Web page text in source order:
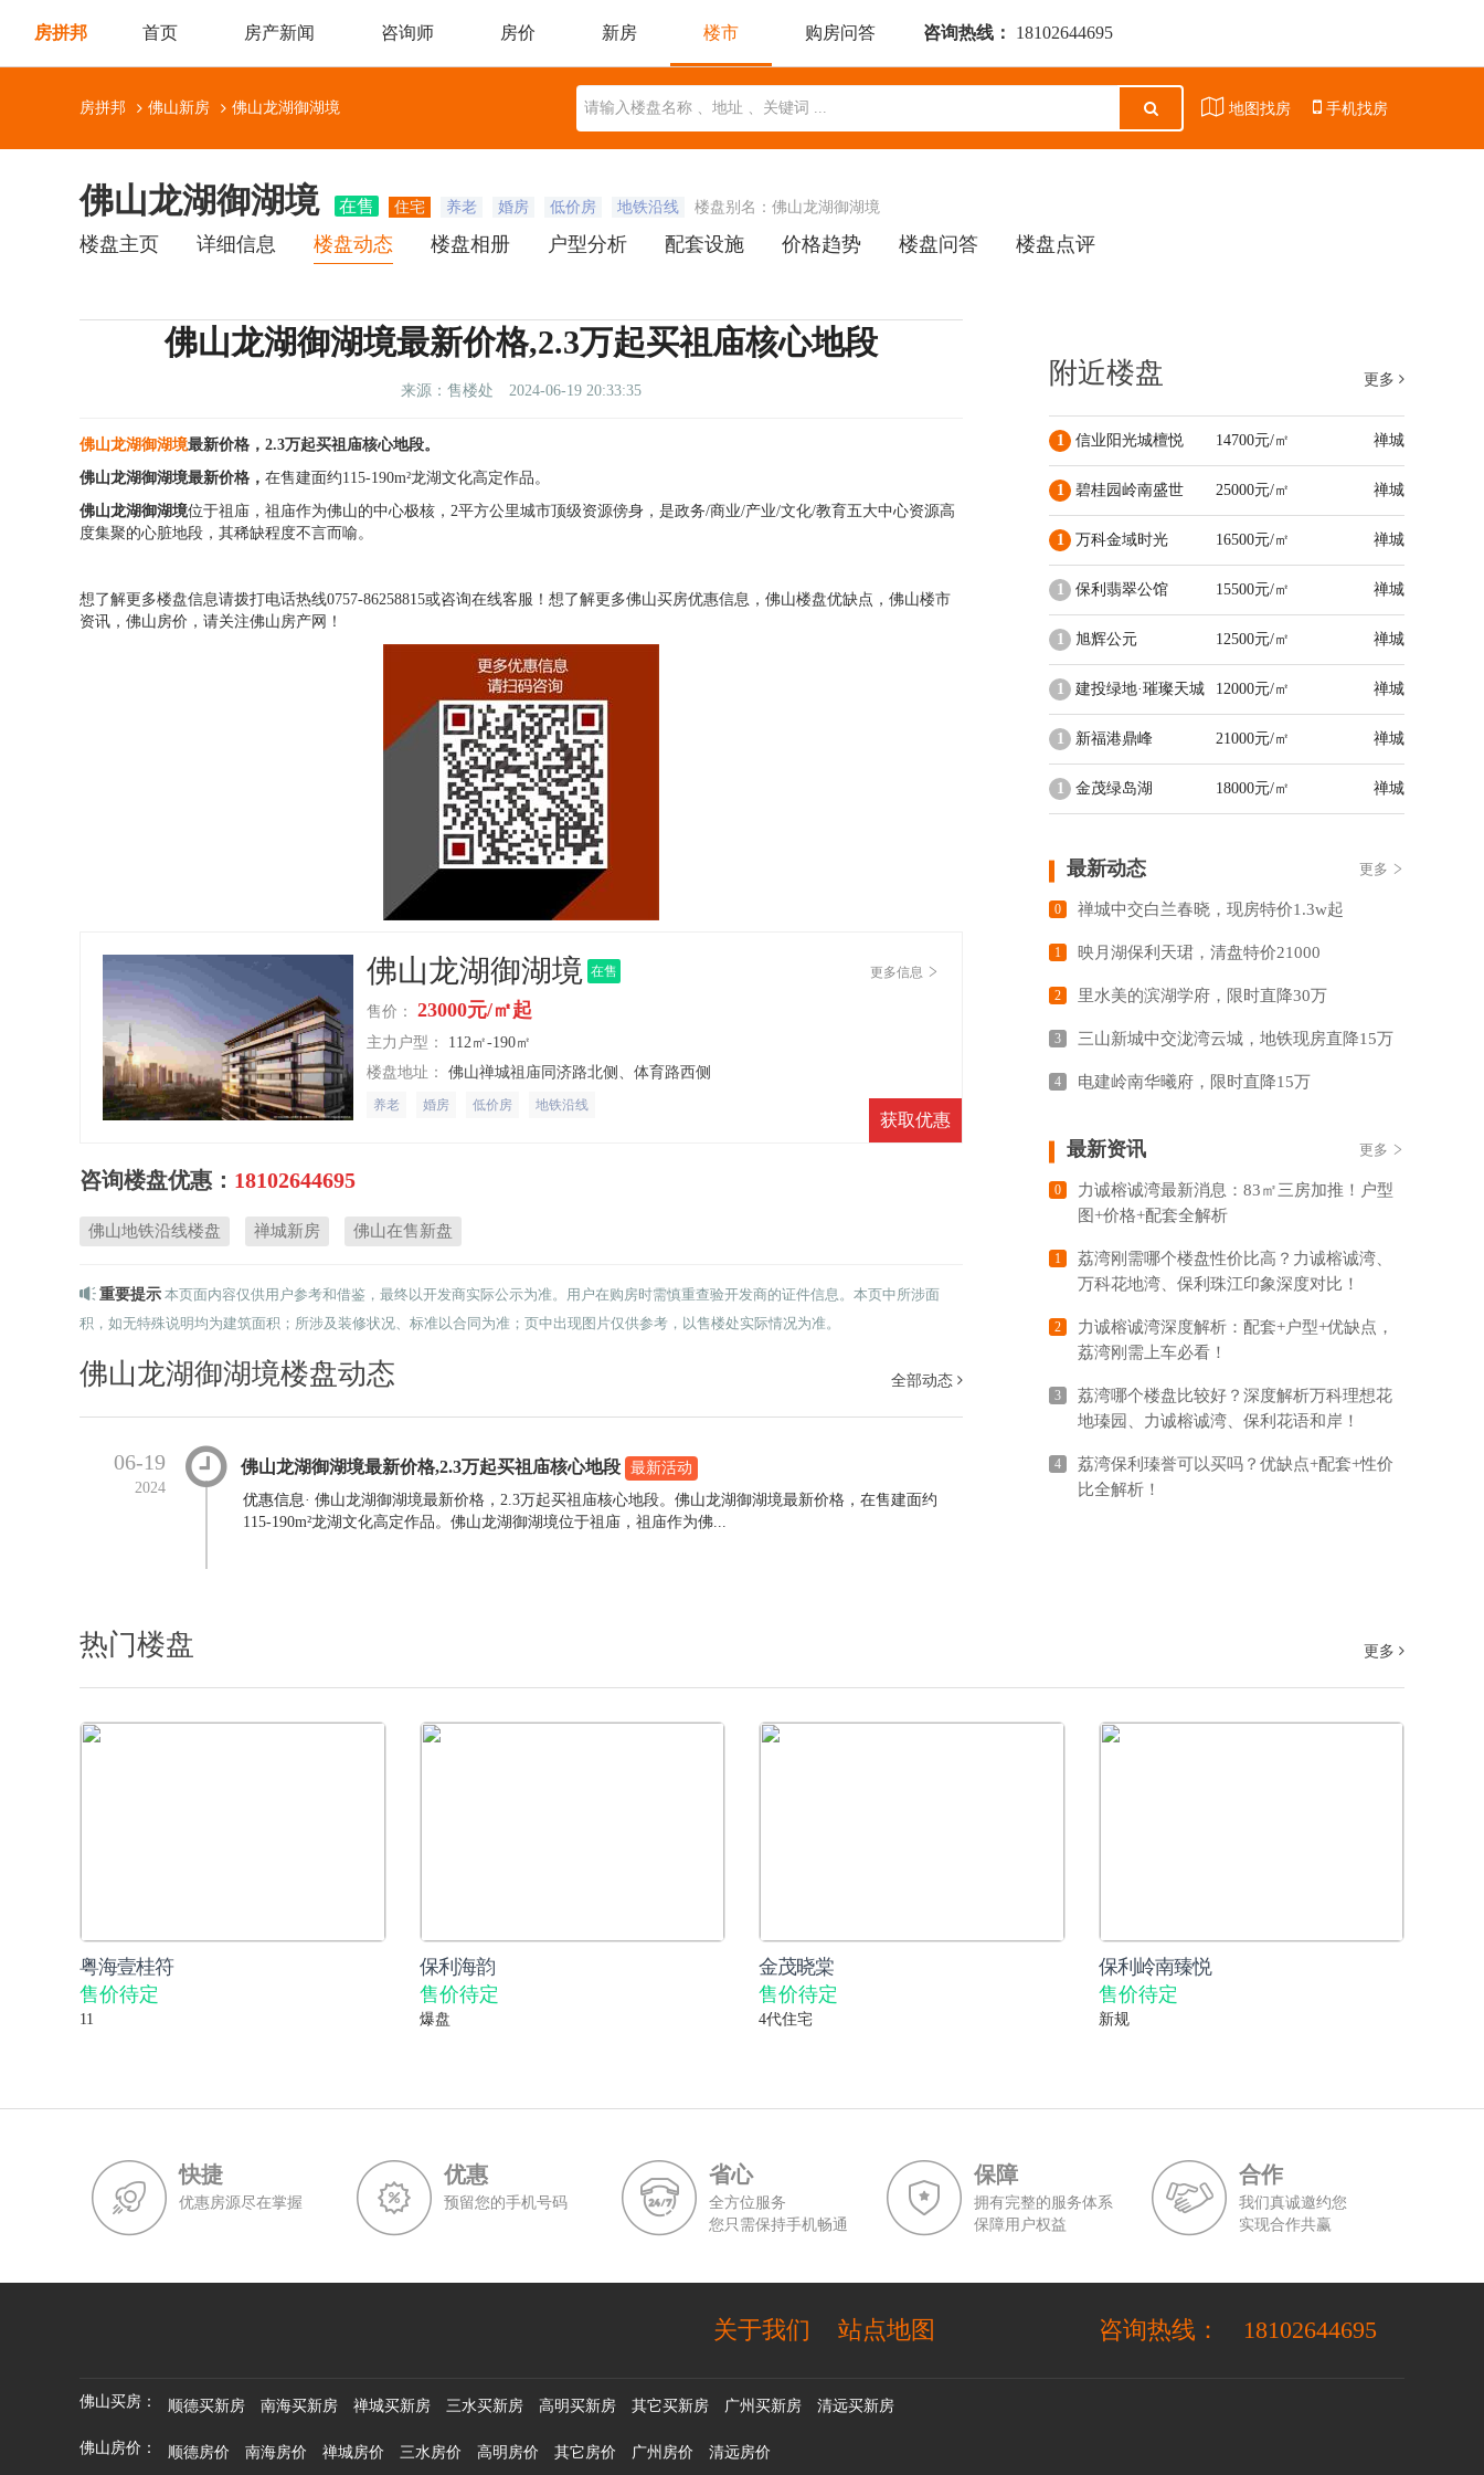
房拼邦 首页 房产新闻 咨询师 房价 新房
委托找房
楼市
本地楼市
购房问答 咨询热线： 18102644695
房拼邦 佛山新房 佛山龙湖御湖境 地图找房 手机找房
佛山龙湖御湖境 在售 住宅 养老 婚房 低价房 地铁沿线 楼盘别名：佛山龙湖御湖境
楼盘主页 详细信息 楼盘动态 楼盘相册 户型分析 配套设施 价格趋势 楼盘问答 楼盘点评
佛山龙湖御湖境最新价格,2.3万起买祖庙核心地段
来源：售楼处 2024-06-19 20:33:35
佛山龙湖御湖境最新价格，2.3万起买祖庙核心地段。
佛山龙湖御湖境最新价格， 在售建面约115-190m²龙湖文化高定作品。
佛山龙湖御湖境位于祖庙，祖庙作为佛山的中心极核，2平方公里城市顶级资源傍身，是政务/商业/产业/文化/教育五大中心资源高
度集聚的心脏地段，其稀缺程度不言而喻。
想了解更多楼盘信息请拨打电话热线0757-86258815或咨询在线客服！想了解更多佛山买房优惠信息，佛山楼盘优缺点，佛山楼市
资讯，佛山房价，请关注佛山房产网！
佛山龙湖御湖境 在售 更多信息
售价： 23000元/㎡起
主力户型：
112㎡-190㎡
楼盘地址：
佛山禅城祖庙同济路北侧、体育路西侧
养老 婚房 低价房 地铁沿线
获取优惠
咨询楼盘优惠： 18102644695
佛山地铁沿线楼盘 禅城新房 佛山在售新盘
重要提示 本页面内容仅供用户参考和借鉴，最终以开发商实际公示为准。用户在购房时需慎重查验开发商的证件信息。本页中所涉面
积，如无特殊说明均为建筑面积；所涉及装修状况、标准以合同为准；页中出现图片仅供参考，以售楼处实际情况为准。
佛山龙湖御湖境楼盘动态 全部动态
06-19
2024
佛山龙湖御湖境最新价格,2.3万起买祖庙核心地段
最新活动
优惠信息· 佛山龙湖御湖境最新价格，2.3万起买祖庙核心地段。佛山龙湖御湖境最新价格，在售建面约
115-190m²龙湖文化高定作品。佛山龙湖御湖境位于祖庙，祖庙作为佛...
附近楼盘 更多
1 信业阳光城檀悦 14700元/㎡ 禅城
1 碧桂园岭南盛世 25000元/㎡ 禅城
1 万科金域时光 16500元/㎡ 禅城
1 保利翡翠公馆 15500元/㎡ 禅城
1 旭辉公元 12500元/㎡ 禅城
1 建投绿地·璀璨天城 12000元/㎡ 禅城
1 新福港鼎峰 21000元/㎡ 禅城
1 金茂绿岛湖 18000元/㎡ 禅城
最新动态 更多
0 禅城中交白兰春晓，现房特价1.3w起
1 映月湖保利天珺，清盘特价21000
2 里水美的滨湖学府，限时直降30万
3 三山新城中交泷湾云城，地铁现房直降15万
4 电建岭南华曦府，限时直降15万
最新资讯 更多
0
力诚榕诚湾最新消息：83㎡三房加推！户型
图+价格+配套全解析
1
荔湾刚需哪个楼盘性价比高？力诚榕诚湾、
万科花地湾、保利珠江印象深度对比！
2
力诚榕诚湾深度解析：配套+户型+优缺点，
荔湾刚需上车必看！
3
荔湾哪个楼盘比较好？深度解析万科理想花
地瑧园、力诚榕诚湾、保利花语和岸！
4
荔湾保利瑧誉可以买吗？优缺点+配套+性价
比全解析！
热门楼盘 更多
粤海壹桂符
售价待定
11
保利海韵
售价待定
爆盘
金茂晓棠
售价待定
4代住宅
保利岭南臻悦
售价待定
新规
快捷
优惠房源尽在掌握
优惠
预留您的手机号码
省心
全方位服务
您只需保持手机畅通
保障
拥有完整的服务体系
保障用户权益
合作
我们真诚邀约您
实现合作共赢
咨询热线： 18102644695
站点地图
关于我们
佛山买房： 顺德买新房 南海买新房 禅城买新房 三水买新房 高明买新房 其它买新房 广州买新房 清远买新房
佛山房价： 顺德房价 南海房价 禅城房价 三水房价 高明房价 其它房价 广州房价 清远房价